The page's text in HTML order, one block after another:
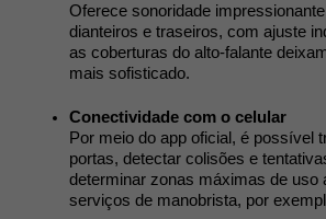
Oferece sonoridade
dianteiros e traseiros, com ajuste
as coberturas do alto-falante
mais sofisticado.
Conectividade com o celular
Por meio do app oficial, é possível
portas, detectar colisões e
determinar zonas máximas de uso
serviços de manobrista, por